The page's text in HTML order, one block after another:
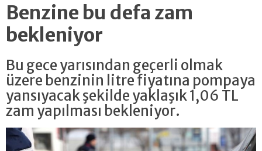
Benzine bu defa zam
bekleniyor
Bu gece yarısından geçerli olmak
üzere benzinin litre fiyatına pompaya
yansıyacak şekilde yaklaşık 1,06 TL
zam yapılması bekleniyor.